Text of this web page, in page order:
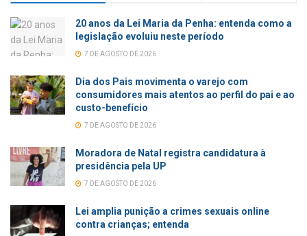
20 anos da Lei Maria da Penha: entenda como a
legislação evoluiu neste período
7 DE AGOSTO DE 2026
Dia dos Pais movimenta o varejo com
consumidores mais atentos ao perfil do pai e ao
custo-benefício
7 DE AGOSTO DE 2026
Moradora de Natal registra candidatura à
presidência pela UP
7 DE AGOSTO DE 2026
Lei amplia punição a crimes sexuais online
contra crianças; entenda